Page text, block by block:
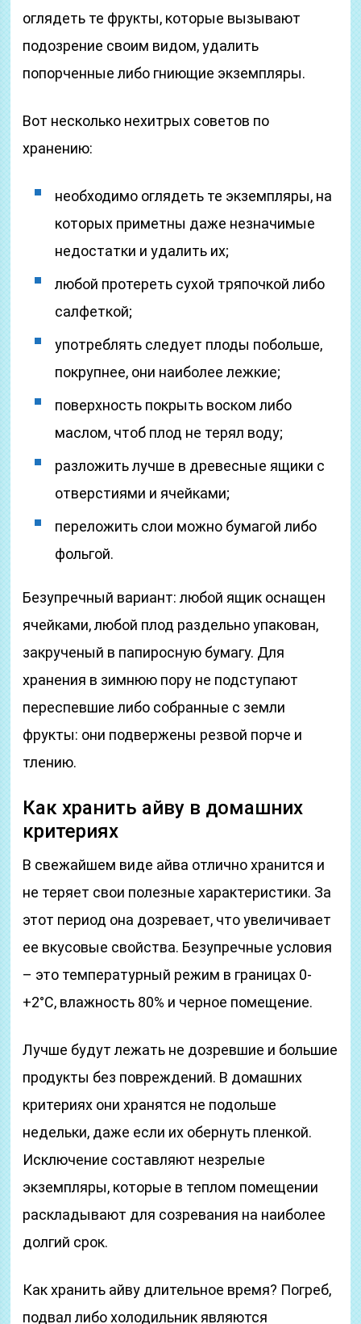
оглядеть те фрукты, которые вызывают
подозрение своим видом, удалить
попорченные либо гниющие экземпляры.
Вот несколько нехитрых советов по
хранению:
необходимо оглядеть те экземпляры, на
которых приметны даже незначимые
недостатки и удалить их;
любой протереть сухой тряпочкой либо
салфеткой;
употреблять следует плоды побольше,
покрупнее, они наиболее лежкие;
поверхность покрыть воском либо
маслом, чтоб плод не терял воду;
разложить лучше в древесные ящики с
отверстиями и ячейками;
переложить слои можно бумагой либо
фольгой.
Безупречный вариант: любой ящик оснащен
ячейками, любой плод раздельно упакован,
закрученый в папиросную бумагу. Для
хранения в зимнюю пору не подступают
переспевшие либо собранные с земли
фрукты: они подвержены резвой порче и
тлению.
Как хранить айву в домашних
критериях
В свежайшем виде айва отлично хранится и
не теряет свои полезные характеристики. За
этот период она дозревает, что увеличивает
ее вкусовые свойства. Безупречные условия
– это температурный режим в границах 0-
+2°С, влажность 80% и черное помещение.
Лучше будут лежать не дозревшие и большие
продукты без повреждений. В домашних
критериях они хранятся не подольше
недельки, даже если их обернуть пленкой.
Исключение составляют незрелые
экземпляры, которые в теплом помещении
раскладывают для созревания на наиболее
долгий срок.
Как хранить айву длительное время? Погреб,
подвал либо холодильник являются